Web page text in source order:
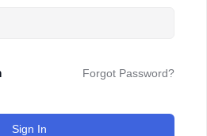
Forgot Password?
Sign In